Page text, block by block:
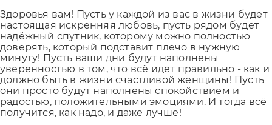
Здоровья вам! Пусть у каждой из вас в жизни будет
настоящая искренняя любовь, пусть рядом будет
надёжный спутник, которому можно полностью
доверять, который подставит плечо в нужную
минуту! Пусть ваши дни будут наполнены
уверенностью в том, что всё идет правильно - как и
должно быть в жизни счастливой женщины! Пусть
они просто будут наполнены спокойствием и
радостью, положительными эмоциями. И тогда всё
получится, как надо, и даже лучше!